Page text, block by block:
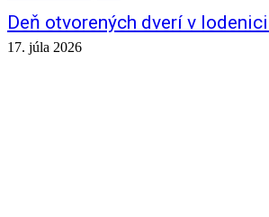
Deň otvorených dverí v
17. júla 2026